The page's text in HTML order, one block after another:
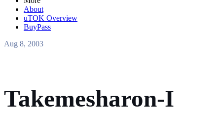
About
uTOK Overview
BuyPass
Aug 8, 2003
Takemesharon-I